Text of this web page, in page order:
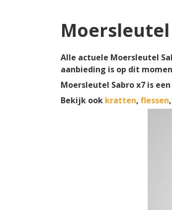
Alle actuele Moersleutel
aanbieding is op dit
Moersleutel Sabro x7 is een
Bekijk ook kratten, flessen,